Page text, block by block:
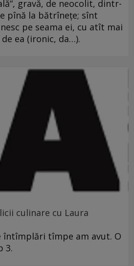
gravă, de neocolit, dintr-
pînă la bătrîneţe; sînt
pe seama ei, cu atît mai
ea (ironic, da…).
culinare cu Laura
întîmplări tîmpe am avut. O
3.